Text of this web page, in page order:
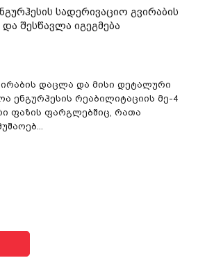
სადერივაციო გვირაბის
შესწავლა იგეგმება
დაცლა და მისი დეტალური
ენგურჰესის რეაბილიტაციის მე-4
ფაზის ფარგლებშიც, რათა